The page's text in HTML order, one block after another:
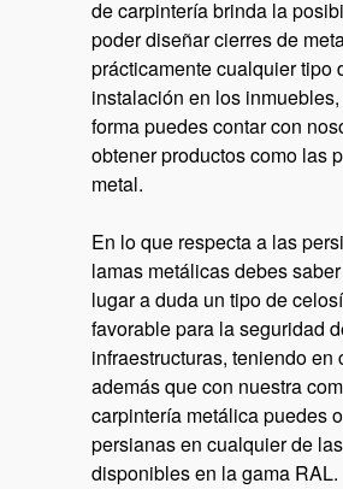
de carpintería brinda la
poder diseñar cierres de
prácticamente cualquier tipo
instalación en los
forma puedes contar con
obtener productos como las
metal.
En lo que respecta a las
lamas metálicas debes
lugar a duda un tipo de
favorable para la seguridad
infraestructuras, teniendo en
además que con nuestra
carpintería metálica puedes
persianas en cualquier de
disponibles en la gama RAL.